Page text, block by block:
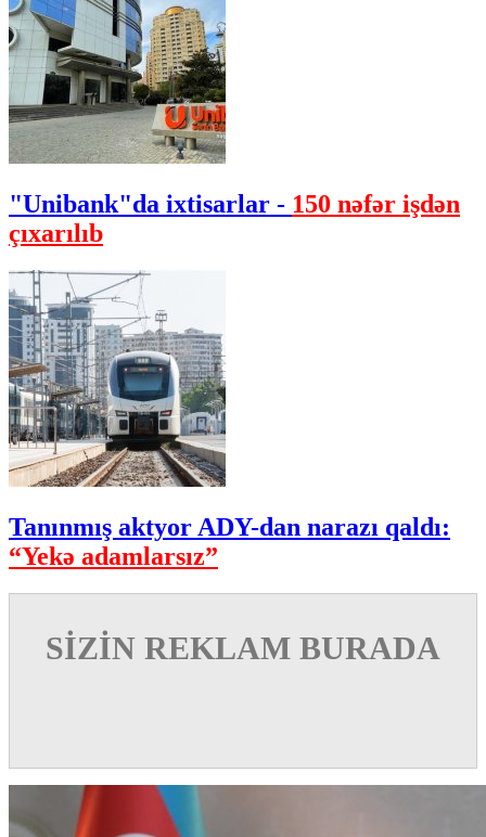
"Unibank"da ixtisarlar - 150 nəfər işdən
çıxarılıb
Tanınmış aktyor ADY-dan narazı qaldı:
“Yekə adamlarsız”
SİZİN REKLAM BURADA